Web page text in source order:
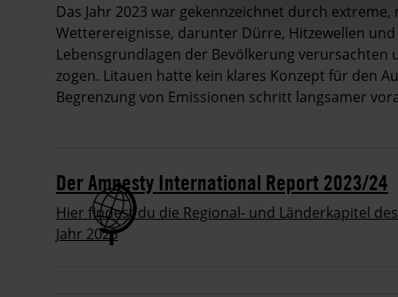
Das Jahr 2023 war gekennzeichnet durch
Wetterereignisse, darunter Dürre, Hitzewellen
Lebensgrundlagen der Bevölkerung
zogen. Litauen hatte kein klares Konzept für den
Begrenzung von Emissionen schritt langsamer
Der Amnesty International Report 2023/24
Hier findest du die Regional- und Länderkapitel
Jahr 2023